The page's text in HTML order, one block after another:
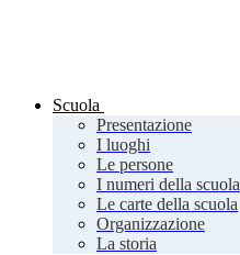
Scuola
Presentazione
I luoghi
Le persone
I numeri della scuola
Le carte della scuola
Organizzazione
La storia